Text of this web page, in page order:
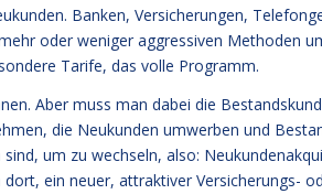
Banken, Versicherungen,
oder weniger aggressiven Methoden
Tarife, das volle Programm.
Aber muss man dabei die
die Neukunden umwerben und
um zu wechseln, also:
ein neuer, attraktiver Versicherungs-